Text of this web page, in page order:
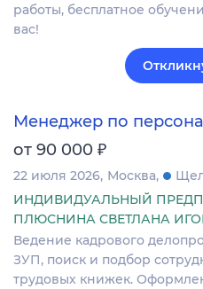
работы, бесплатное
вас!
Менеджер по
от 90 000 ₽
22 июля 2026 Москва
ИНДИВИДУАЛЬНЫЙ
ПЛЮСНИНА СВЕТЛАНА
Ведение кадрового
ЗУП, поиск и подбор
трудовых книжек.